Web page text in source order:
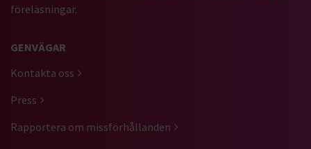
föreläsningar.
GENVÄGAR
Kontakta oss
Press
Rapportera om missförhållanden